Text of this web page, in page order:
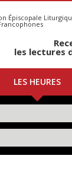
Épiscopale
les lectures
LES HEURES